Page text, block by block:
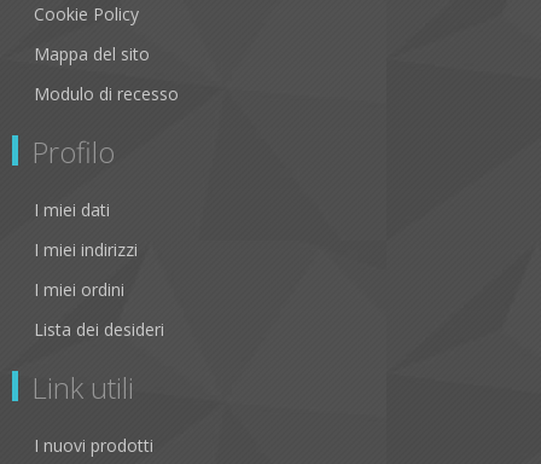
Cookie Policy
Mappa del sito
Modulo di recesso
Profilo
I miei dati
I miei indirizzi
I miei ordini
Lista dei desideri
Link utili
I nuovi prodotti